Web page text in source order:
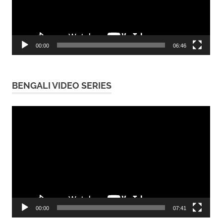
00:00 06:46
BENGALI VIDEO SERIES
00:00 07:41